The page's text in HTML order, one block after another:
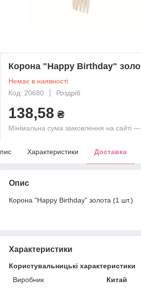
Корона "Happy Birthday"
Немає в наявності
Код: 20680
Роздріб
138,58 ₴
Мінімальна сума замовлення на сайті
Характеристики Доставка
Опис
Корона "Happy Birthday" золота (1 шт.)
Характеристики
Користувальницькі характеристики
Виробник
Китай